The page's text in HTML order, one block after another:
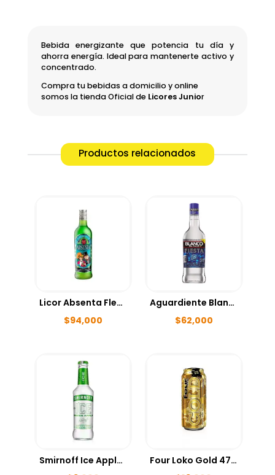
Bebida energizante que potencia tu día y
ahorra energía. Ideal para mantenerte activo y
concentrado.
Compra tu bebidas a domicilio y online
somos la tienda Oficial de Licores Junior
Productos relacionados
Licor Absenta Fleur de Lis 700ml
$94,000
Aguardiente Blanco Fiesta 1000ml
$62,000
Smirnoff Ice Apple 275ml
Four Loko Gold 473ml